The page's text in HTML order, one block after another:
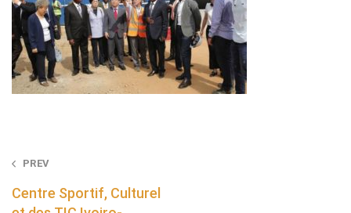
Post
navigation
PREV
Centre Sportif, Culturel